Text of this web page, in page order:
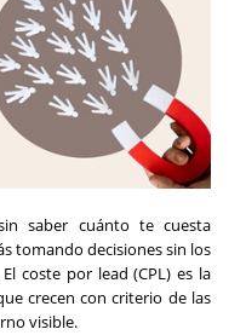
saber cuánto te cuesta
tomando decisiones sin los
coste por lead (CPL) es la
crecen con criterio de las
visible.